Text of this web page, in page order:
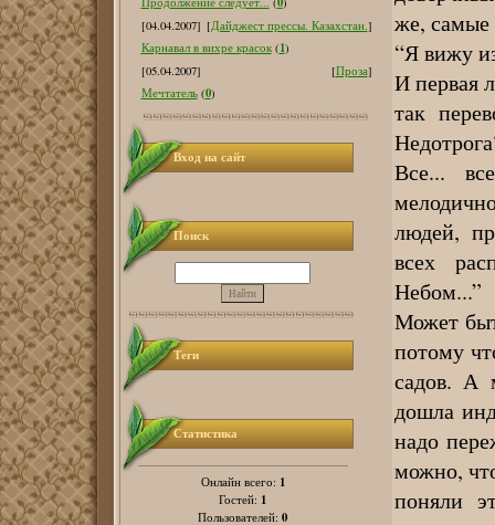
[04.04.2007] [Дайджест прессы. Казахстан.]
Карнавал в вихре красок (1)
[05.04.2007]
[Проза]
Мечтатель (0)
Вход на сайт
Поиск
Теги
Статистика
Онлайн всего: 1
Гостей: 1
Пользователей: 0
же, самые
“Я вижу
И первая
так
Все...
людей,
всех
Небом...”
Может
потому
садов. А
дошла
надо
можно,
поняли